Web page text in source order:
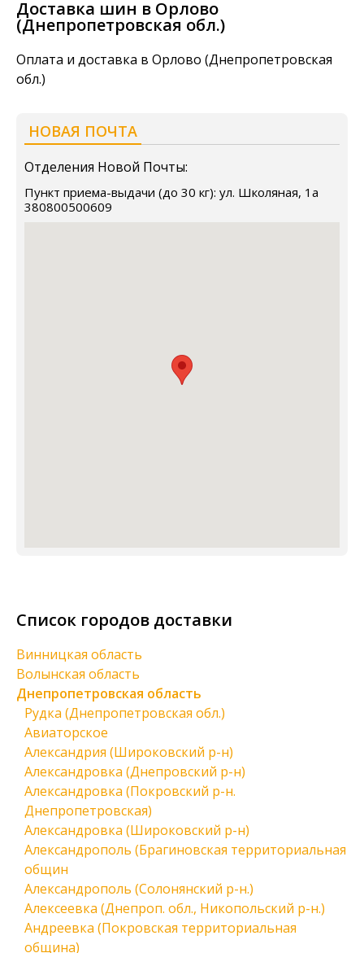
Доставка шин в Орлово
(Днепропетровская обл.)
Оплата и доставка в Орлово (Днепропетровская
обл.)
НОВАЯ ПОЧТА
Отделения Новой Почты:
Пункт приема-выдачи (до 30 кг): ул. Школяная, 1а
380800500609
Список городов доставки
Винницкая область
Волынская область
Днепропетровская область
Рудка (Днепропетровская обл.)
Авиаторское
Александрия (Широковский р-н)
Александровка (Днепровский р-н)
Александровка (Покровский р-н.
Днепропетровская)
Александровка (Широковский р-н)
Александрополь (Брагиновская территориальная
общин
Александрополь (Солонянский р-н.)
Алексеевка (Днепроп. обл., Никопольский р-н.)
Андреевка (Покровская территориальная
община)